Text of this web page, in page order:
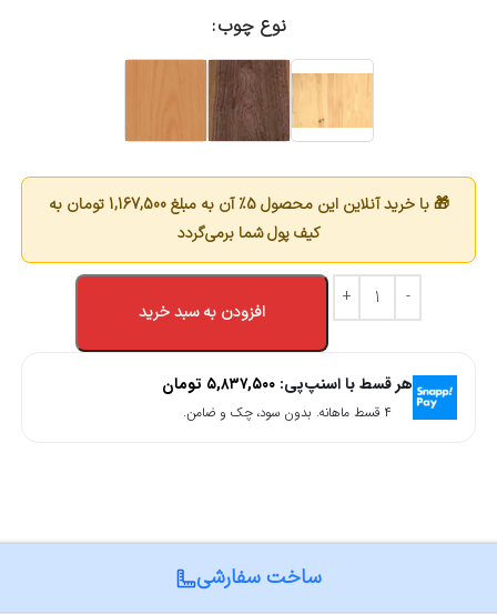
نوع چوب
🎁 با خرید آنلاین این محصول 5٪ آن به مبلغ 1,167,500تومان به
کیف پول شما برمی‌گردد
افزودن به سبد خرید
هر قسط با اسنپ‌پی: ۵,۸۳۷,۵۰۰ تومان
۴ قسط ماهانه. بدون سود، چک و ضامن.
ساخت سفارشی